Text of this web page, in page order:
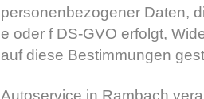
personenbezogener Daten,
e oder f DS-GVO erfolgt,
auf diese Bestimmungen
Autoservice in Rambach